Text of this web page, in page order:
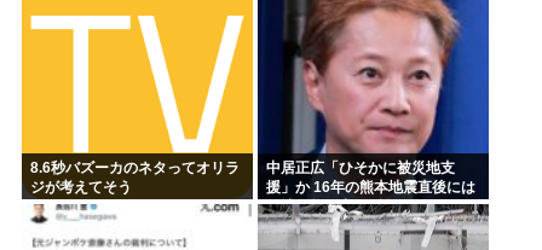
8.6秒バズーカのネタってオリラ
ジが考えてそう
中居正広「ひそかに被災地支
援」か 16年の熊本地震直後には
現地で炊き出し “誰にも知られな
くて良い”と、強まる福祉活動へ
の思い